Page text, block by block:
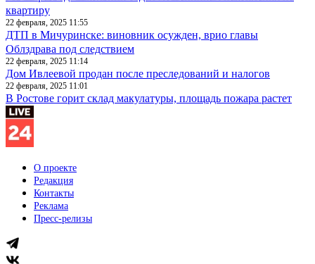
квартиру
22 февраля, 2025 11:55
ДТП в Мичуринске: виновник осужден, врио главы
Облздрава под следствием
22 февраля, 2025 11:14
Дом Ивлеевой продан после преследований и налогов
22 февраля, 2025 11:01
В Ростове горит склад макулатуры, площадь пожара растет
О проекте
Редакция
Контакты
Реклама
Пресс-релизы